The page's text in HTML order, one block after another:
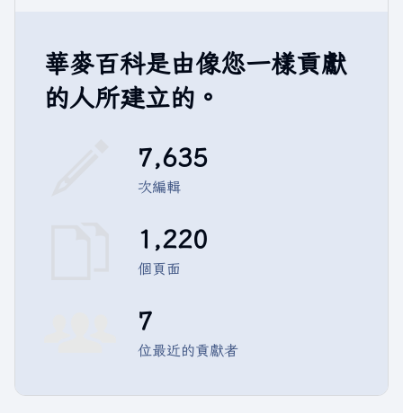
華麥百科是由像您一樣貢獻
的人所建立的。
7,635
次編輯
1,220
個頁面
7
位最近的貢獻者